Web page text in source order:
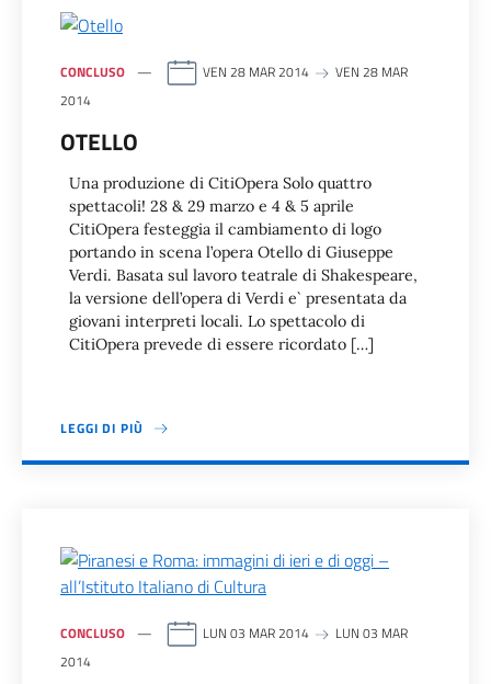
CONCLUSO VEN 28 MAR 2014
VEN 28 MAR
2014
OTELLO
Una produzione di CitiOpera Solo quattro
spettacoli! 28 & 29 marzo e 4 & 5 aprile
CitiOpera festeggia il cambiamento di logo
portando in scena l’opera Otello di Giuseppe
Verdi. Basata sul lavoro teatrale di Shakespeare,
la versione dell’opera di Verdi e` presentata da
giovani interpreti locali. Lo spettacolo di
CitiOpera prevede di essere ricordato […]
LEGGI DI PIÙ
CONCLUSO LUN 03 MAR 2014
LUN 03 MAR
2014